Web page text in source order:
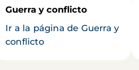
Guerra y conflicto
Ir a la página de Guerra y
conflicto